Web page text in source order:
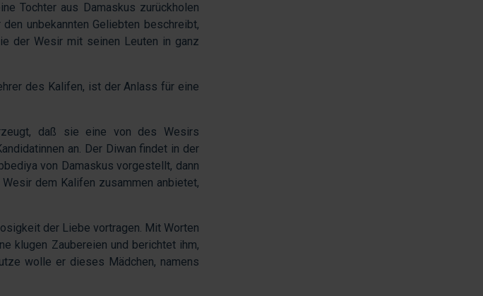
Tochter aus Damaskus zurückholen
unbekannten Geliebten beschreibt,
der Wesir mit seinen Leuten in ganz
des Kalifen, ist der Anlass für eine
daß sie eine von des Wesirs
an. Der Diwan findet in der
von Damaskus vorgestellt, dann
dem Kalifen zusammen anbietet,
der Liebe vortragen. Mit Worten
klugen Zaubereien und berichtet ihm,
wolle er dieses Mädchen, namens